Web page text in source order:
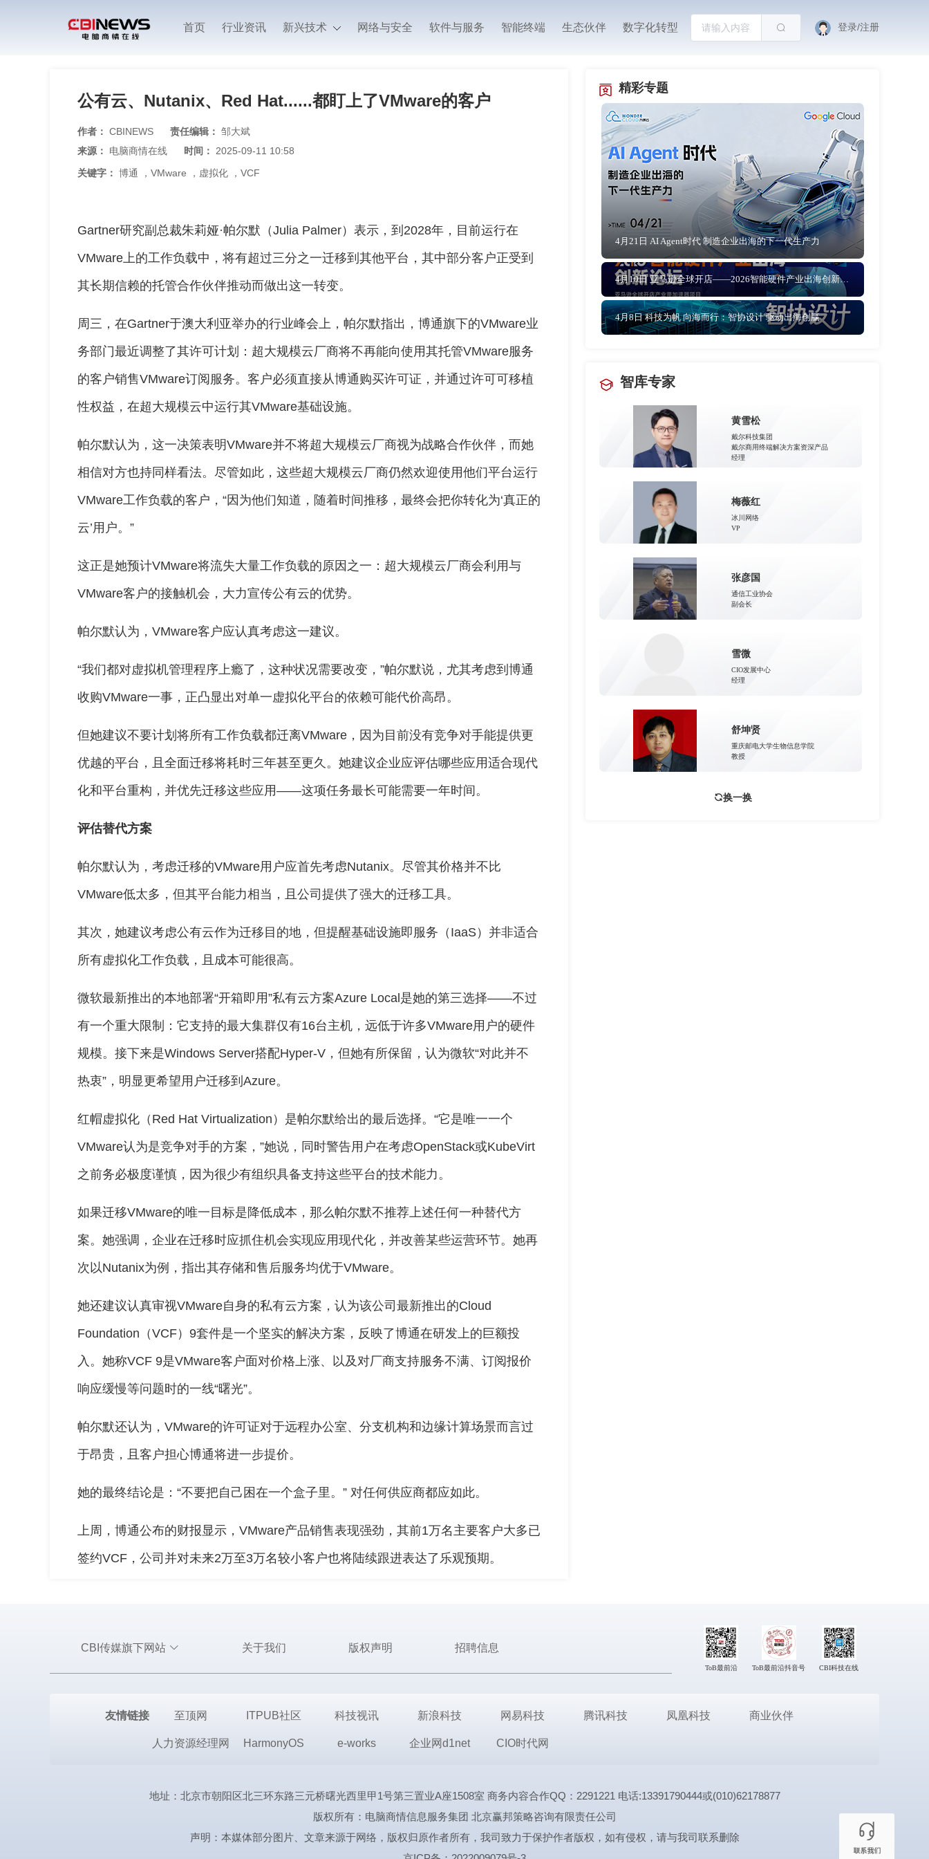
首页 行业资讯 新兴技术 网络与安全 软件与服务 智能终端 生态伙伴 数字化转型 登录/注册
公有云、Nutanix、Red Hat......都盯上了VMware的客户
作者： CBINEWS 责任编辑： 邹大斌
来源： 电脑商情在线 时间： 2025-09-11 10:58
关键字： 博通 ， VMware ， 虚拟化 ， VCF
Gartner研究副总裁朱莉娅·帕尔默（Julia Palmer）表示，到2028年，目前运行在
VMware上的工作负载中，将有超过三分之一迁移到其他平台，其中部分客户正受到
其长期信赖的托管合作伙伴推动而做出这一转变。
周三，在Gartner于澳大利亚举办的行业峰会上，帕尔默指出，博通旗下的VMware业
务部门最近调整了其许可计划：超大规模云厂商将不再能向使用其托管VMware服务
的客户销售VMware订阅服务。客户必须直接从博通购买许可证，并通过许可可移植
性权益，在超大规模云中运行其VMware基础设施。
帕尔默认为，这一决策表明VMware并不将超大规模云厂商视为战略合作伙伴，而她
相信对方也持同样看法。尽管如此，这些超大规模云厂商仍然欢迎使用他们平台运行
VMware工作负载的客户，“因为他们知道，随着时间推移，最终会把你转化为‘真正的
云’用户。”
这正是她预计VMware将流失大量工作负载的原因之一：超大规模云厂商会利用与
VMware客户的接触机会，大力宣传公有云的优势。
帕尔默认为，VMware客户应认真考虑这一建议。
“我们都对虚拟机管理程序上瘾了，这种状况需要改变，”帕尔默说，尤其考虑到博通
收购VMware一事，正凸显出对单一虚拟化平台的依赖可能代价高昂。
但她建议不要计划将所有工作负载都迁离VMware，因为目前没有竞争对手能提供更
优越的平台，且全面迁移将耗时三年甚至更久。她建议企业应评估哪些应用适合现代
化和平台重构，并优先迁移这些应用——这项任务最长可能需要一年时间。
评估替代方案
帕尔默认为，考虑迁移的VMware用户应首先考虑Nutanix。尽管其价格并不比
VMware低太多，但其平台能力相当，且公司提供了强大的迁移工具。
其次，她建议考虑公有云作为迁移目的地，但提醒基础设施即服务（IaaS）并非适合
所有虚拟化工作负载，且成本可能很高。
微软最新推出的本地部署“开箱即用”私有云方案Azure Local是她的第三选择——不过
有一个重大限制：它支持的最大集群仅有16台主机，远低于许多VMware用户的硬件
规模。接下来是Windows Server搭配Hyper-V，但她有所保留，认为微软“对此并不
热衷”，明显更希望用户迁移到Azure。
红帽虚拟化（Red Hat Virtualization）是帕尔默给出的最后选择。“它是唯一一个
VMware认为是竞争对手的方案，”她说，同时警告用户在考虑OpenStack或KubeVirt
之前务必极度谨慎，因为很少有组织具备支持这些平台的技术能力。
如果迁移VMware的唯一目标是降低成本，那么帕尔默不推荐上述任何一种替代方
案。她强调，企业在迁移时应抓住机会实现应用现代化，并改善某些运营环节。她再
次以Nutanix为例，指出其存储和售后服务均优于VMware。
她还建议认真审视VMware自身的私有云方案，认为该公司最新推出的Cloud
Foundation（VCF）9套件是一个坚实的解决方案，反映了博通在研发上的巨额投
入。她称VCF 9是VMware客户面对价格上涨、以及对厂商支持服务不满、订阅报价
响应缓慢等问题时的一线“曙光”。
帕尔默还认为，VMware的许可证对于远程办公室、分支机构和边缘计算场景而言过
于昂贵，且客户担心博通将进一步提价。
她的最终结论是：“不要把自己困在一个盒子里。” 对任何供应商都应如此。
上周，博通公布的财报显示，VMware产品销售表现强劲，其前1万名主要客户大多已
签约VCF，公司并对未来2万至3万名较小客户也将陆续跟进表达了乐观预期。
精彩专题
4月21日 AI Agent时代 制造企业出海的下一代生产力
4月10日 亚马逊全球开店——2026智能硬件产业出海创新论坛
4月8日 科技为帆 向海而行：智协设计 驱动出海创赢
智库专家
黄雪松
戴尔科技集团
戴尔商用终端解决方案资深产品
经理
梅薇红
冰川网络
VP
张彦国
通信工业协会
副会长
雪微
CIO发展中心
经理
舒坤贤
重庆邮电大学生物信息学院
教授
换一换
CBI传媒旗下网站 关于我们 版权声明 招聘信息
ToB最前沿 ToB最前沿抖音号 CBI科技在线
友情链接 至顶网 ITPUB社区 科技视讯 新浪科技 网易科技 腾讯科技 凤凰科技 商业伙伴
人力资源经理网 HarmonyOS e-works 企业网d1net CIO时代网
地址：北京市朝阳区北三环东路三元桥曙光西里甲1号第三置业A座1508室 商务内容合作QQ：2291221 电话:13391790444或(010)62178877
版权所有：电脑商情信息服务集团 北京赢邦策略咨询有限责任公司
声明：本媒体部分图片、文章来源于网络，版权归原作者所有，我司致力于保护作者版权，如有侵权，请与我司联系删除